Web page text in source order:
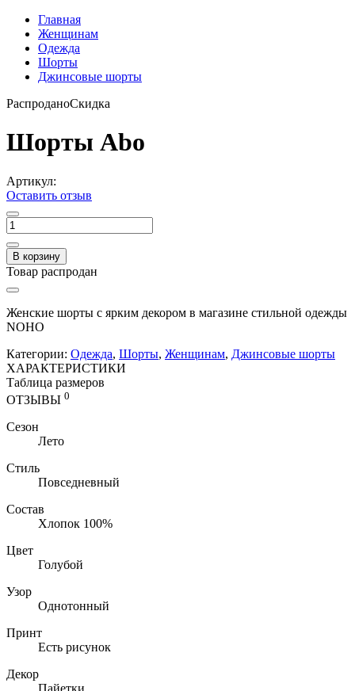
Главная
Женщинам
Одежда
Шорты
Джинсовые шорты
РаспроданоСкидка
Шорты Abo
Артикул:
Оставить отзыв
В корзину
Товар распродан
Женские шорты с ярким декором в магазине стильной одежды
NOHO
Категории: Одежда, Шорты, Женщинам, Джинсовые шорты
ХАРАКТЕРИСТИКИ
Таблица размеров
ОТЗЫВЫ 0
Сезон
Лето
Стиль
Повседневный
Состав
Хлопок 100%
Цвет
Голубой
Узор
Однотонный
Принт
Есть рисунок
Декор